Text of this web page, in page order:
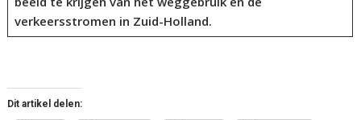
verkeersstromen in Zuid-Holland.
Dit artikel delen: